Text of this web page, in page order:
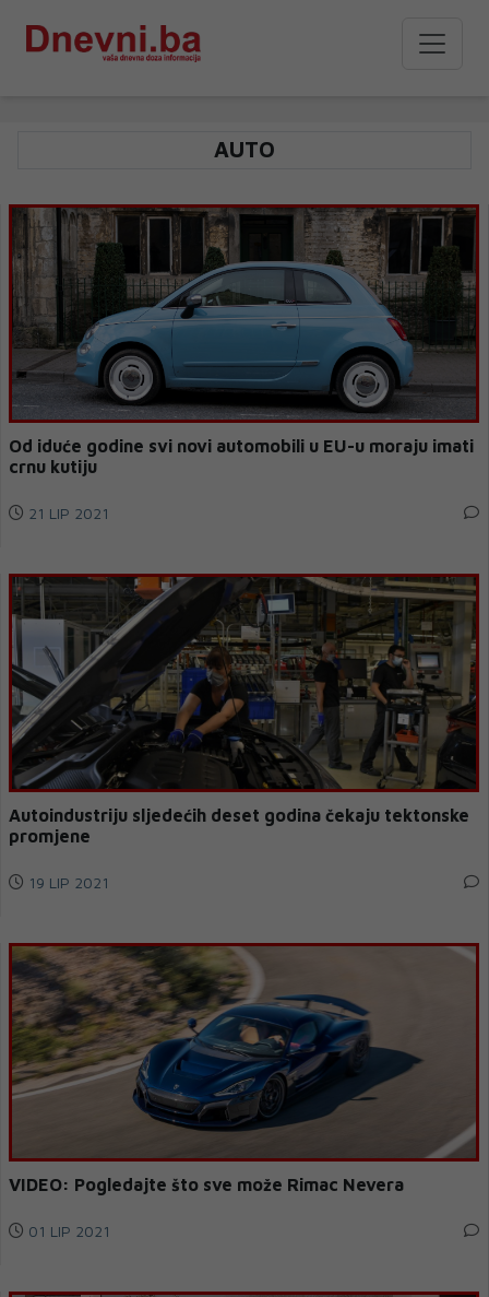
AUTO
Od iduće godine svi novi automobili u EU-u moraju imati
crnu kutiju
21 LIP 2021
Autoindustriju sljedećih deset godina čekaju tektonske
promjene
19 LIP 2021
VIDEO: Pogledajte što sve može Rimac Nevera
01 LIP 2021